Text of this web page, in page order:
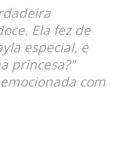
Ela fez de
especial, e
princesa?"
com